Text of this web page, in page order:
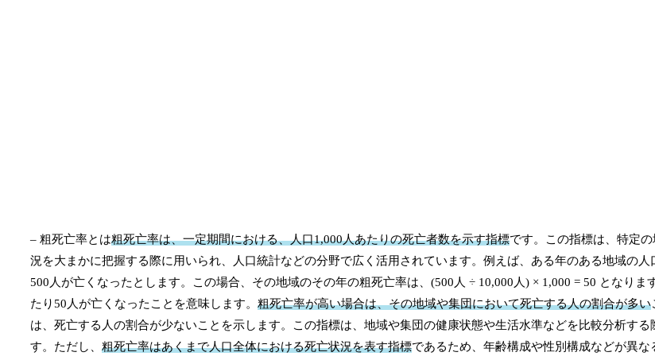
– 粗死亡率とは粗死亡率は、一定期間における、人口1,000人あたりの死亡者数を示す指標です。この指標は、特定
況を大まかに把握する際に用いられ、人口統計などの分野で広く活用されています。例えば、ある年のある地域の人
500人が亡くなったとします。この場合、その地域のその年の粗死亡率は、(500人 ÷ 10,000人) × 1,000 = 50 となりま
たり50人が亡くなったことを意味します。 粗死亡率が高い場合は、その地域や集団において死亡する人の割合が多い
は、死亡する人の割合が少ないことを示します。この指標は、地域や集団の健康状態や生活水準などを比較分析する
す。ただし、 粗死亡率はあくまで人口全体における死亡状況を表す指標であるため、年齢構成や性別構成などが異